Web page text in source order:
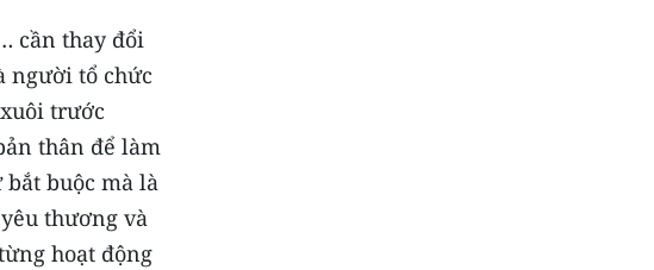
cần thay đổi
người tổ chức
trước
thân để làm
buộc mà là
thương và
hoạt động